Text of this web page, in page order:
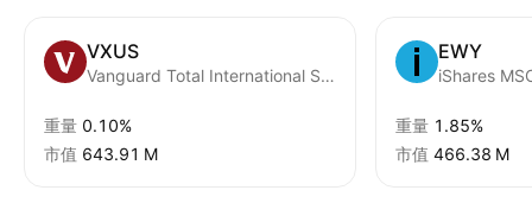
VXUS
Vanguard Total International Stock ETF
重量 0.10%
市值 ‪643.91 M‬
EWY
iShares
重量 1.85%
市值 ‪466.38 M‬